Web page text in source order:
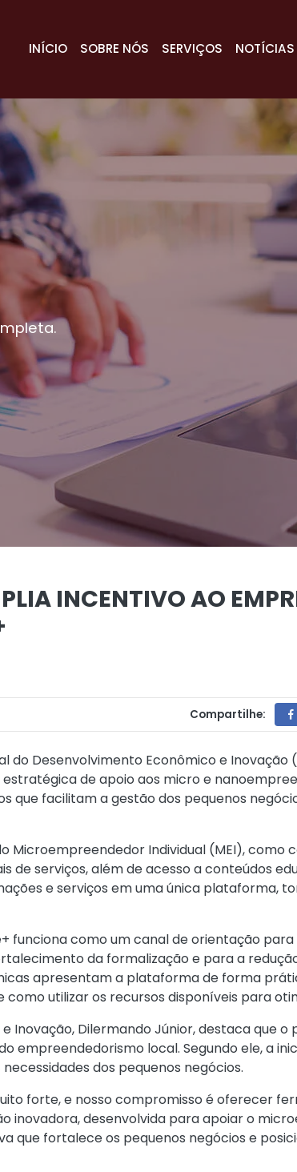
INÍCIO SOBRE NÓS SERVIÇOS NOTÍCIAS
INCENTIVO AO
Compartilhe:
do Desenvolvimento Econômico e
de apoio aos micro e
que facilitam a gestão dos pequenos
Microempreendedor Individual (MEI), como
de serviços, além de acesso a conteúdos
e serviços em uma única plataforma,
como um canal de orientação para
da formalização e para a
apresentam a plataforma de forma
utilizar os recursos disponíveis para
Inovação, Dilermando Júnior, destaca que
local. Segundo ele, a
dos pequenos negócios.
forte, e nosso compromisso é oferecer
inovadora, desenvolvida para apoiar o
que fortalece os pequenos negócios e